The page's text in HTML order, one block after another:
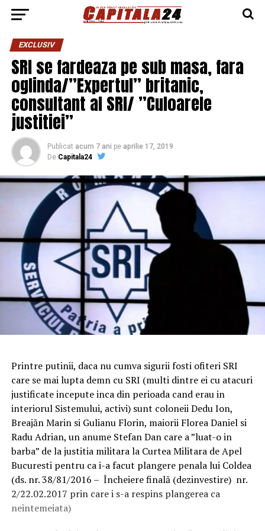
EXCLUSIV
SRI se fardeaza pe sub masa, fara
oglinda/”Expertul” britanic,
consultant al SRI/ ”Culoarele
justitiei”
Publicat acum 7 ani pe aprilie 17, 2019
De Capitala24
Printre putinii, daca nu cumva sigurii fosti ofiteri SRI
care se mai lupta demn cu SRI (multi dintre ei cu atacuri
justificate incepute inca din perioada cand erau in
interiorul Sistemului, activi) sunt coloneii Dedu Ion,
Breajăn Marin si Gulianu Florin, maiorii Florea Daniel si
Radu Adrian, un anume Stefan Dan care a ”luat-o in
barba” de la justitia militara la Curtea Militara de Apel
Bucuresti pentru ca i-a facut plangere penala lui Coldea
(ds. nr. 38/81/2016 – Încheiere finală (dezinvestire) nr.
2/22.02.2017 prin care i s-a respins plangerea ca
neintemeiata)